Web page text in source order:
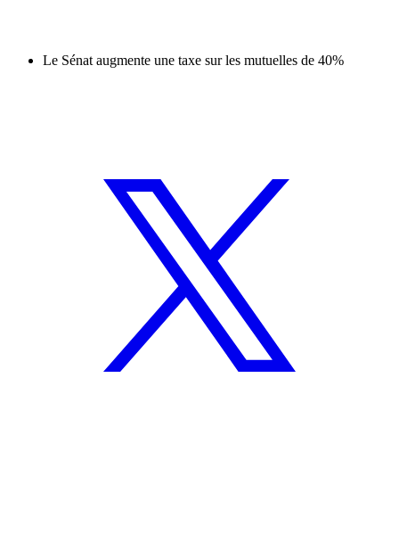
Le Sénat augmente une taxe sur les mutuelles de 40%